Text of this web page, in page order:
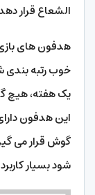
الشعاع قرار
خوب رتبه بندی
یک هفته، هیچ
این هدفون
گوش قرار می
شود بسیار